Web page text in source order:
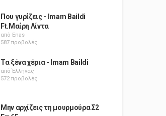
Που γυρίζεις - Imam Baildi
Ft.Μαίρη Λίντα
από Enas
587 προβολές
Τα ξένα χέρια - Imam Baildi
απόΈλληνας
572 προβολές
Μην αρχίζεις τη μουρμούρα Σ2